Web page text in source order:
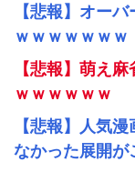
【悲報】オー
ｗｗｗｗｗｗｗ
【悲報】萌え
ｗｗｗｗｗｗ
【悲報】人気
なかった展開が